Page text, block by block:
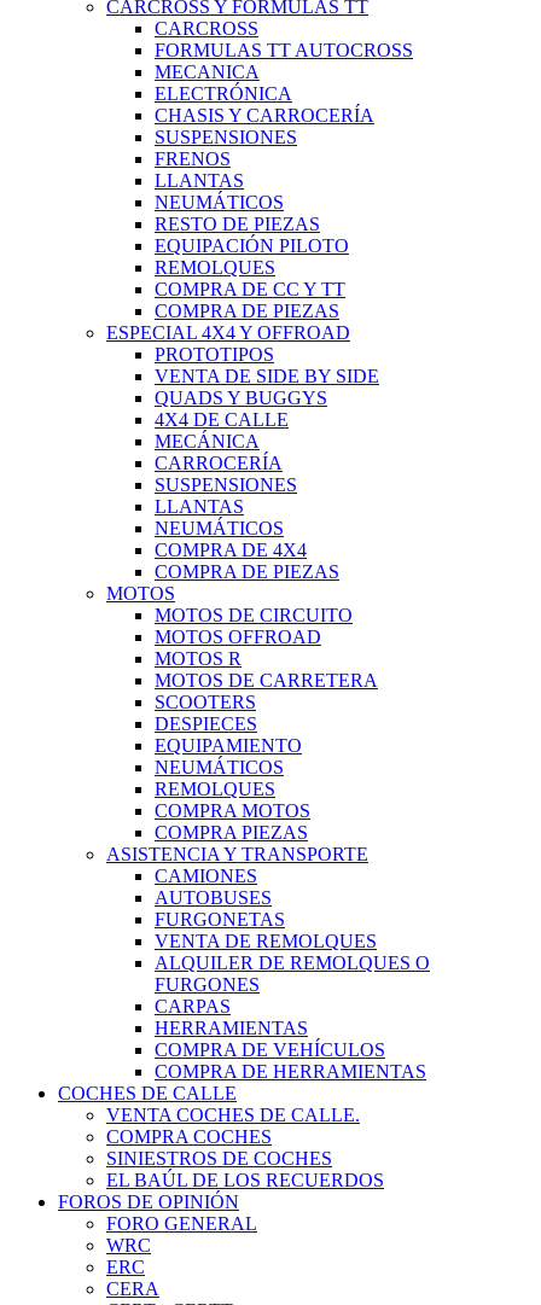
CARCROSS Y FÓRMULAS TT
CARCROSS
FORMULAS TT AUTOCROSS
MECANICA
ELECTRÓNICA
CHASIS Y CARROCERÍA
SUSPENSIONES
FRENOS
LLANTAS
NEUMÁTICOS
RESTO DE PIEZAS
EQUIPACIÓN PILOTO
REMOLQUES
COMPRA DE CC Y TT
COMPRA DE PIEZAS
ESPECIAL 4X4 Y OFFROAD
PROTOTIPOS
VENTA DE SIDE BY SIDE
QUADS Y BUGGYS
4X4 DE CALLE
MECÁNICA
CARROCERÍA
SUSPENSIONES
LLANTAS
NEUMÁTICOS
COMPRA DE 4X4
COMPRA DE PIEZAS
MOTOS
MOTOS DE CIRCUITO
MOTOS OFFROAD
MOTOS R
MOTOS DE CARRETERA
SCOOTERS
DESPIECES
EQUIPAMIENTO
NEUMÁTICOS
REMOLQUES
COMPRA MOTOS
COMPRA PIEZAS
ASISTENCIA Y TRANSPORTE
CAMIONES
AUTOBUSES
FURGONETAS
VENTA DE REMOLQUES
ALQUILER DE REMOLQUES O
FURGONES
CARPAS
HERRAMIENTAS
COMPRA DE VEHÍCULOS
COMPRA DE HERRAMIENTAS
COCHES DE CALLE
VENTA COCHES DE CALLE.
COMPRA COCHES
SINIESTROS DE COCHES
EL BAÚL DE LOS RECUERDOS
FOROS DE OPINIÓN
FORO GENERAL
WRC
ERC
CERA